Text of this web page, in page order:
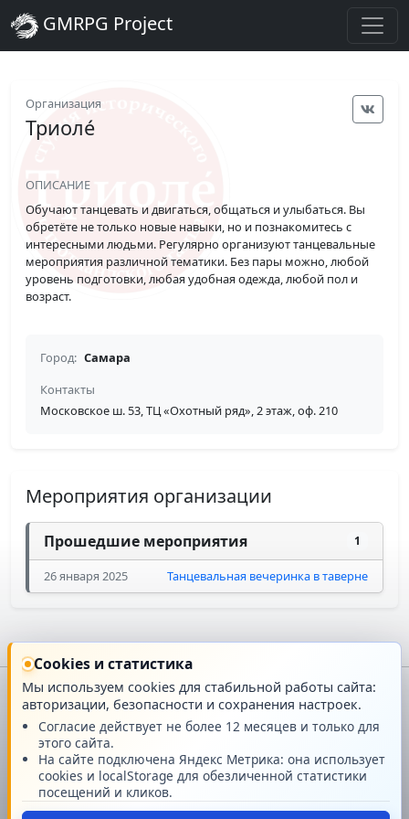
GMRPG Project
Организация
Триоле́
ОПИСАНИЕ
Обучают танцевать и двигаться, общаться и улыбаться. Вы
обретёте не только новые навыки, но и познакомитесь с
интересными людьми. Регулярно организуют танцевальные
мероприятия различной тематики. Без пары можно, любой
уровень подготовки, любая удобная одежда, любой пол и
возраст.
Город: Самара
Контакты
Московское ш. 53, ТЦ «Охотный ряд», 2 этаж, оф. 210
Мероприятия организации
Прошедшие мероприятия 1
26 января 2025 Танцевальная вечеринка в таверне
Главная О проекте
Техподдержка
Новости
Поддержать проект
Cookies и статистика
Мы используем cookies для стабильной работы сайта:
авторизации, безопасности и сохранения настроек.
Согласие действует не более 12 месяцев и только для
этого сайта.
На сайте подключена Яндекс Метрика: она использует
cookies и localStorage для обезличенной статистики
посещений и кликов.